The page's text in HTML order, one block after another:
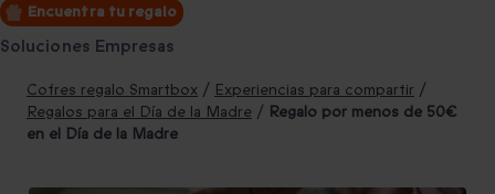
Encuentra tu regalo
Soluciones Empresas
Cofres regalo Smartbox / Experiencias para compartir /
Regalos para el Día de la Madre / Regalo por menos de 50€
en el Día de la Madre